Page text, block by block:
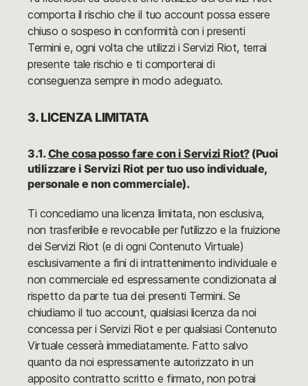
comporta il rischio che il tuo account possa essere
chiuso o sospeso in conformità con i presenti
Termini e, ogni volta che utilizzi i Servizi Riot, terrai
presente tale rischio e ti comporterai di
conseguenza sempre in modo adeguato.
3. LICENZA LIMITATA
3.1.Che cosa posso fare con i Servizi Riot?(Puoi
utilizzare i Servizi Riot per tuo uso individuale,
personale e non commerciale).
Ti concediamo una licenza limitata, non esclusiva,
non trasferibile e revocabile per l'utilizzo e la fruizione
dei Servizi Riot (e di ogni Contenuto Virtuale)
esclusivamente a fini di intrattenimento individuale e
non commerciale ed espressamente condizionata al
rispetto da parte tua dei presenti Termini. Se
chiudiamo il tuo account, qualsiasi licenza da noi
concessa per i Servizi Riot e per qualsiasi Contenuto
Virtuale cesserà immediatamente. Fatto salvo
quanto da noi espressamente autorizzato in un
apposito contratto scritto e firmato, non potrai